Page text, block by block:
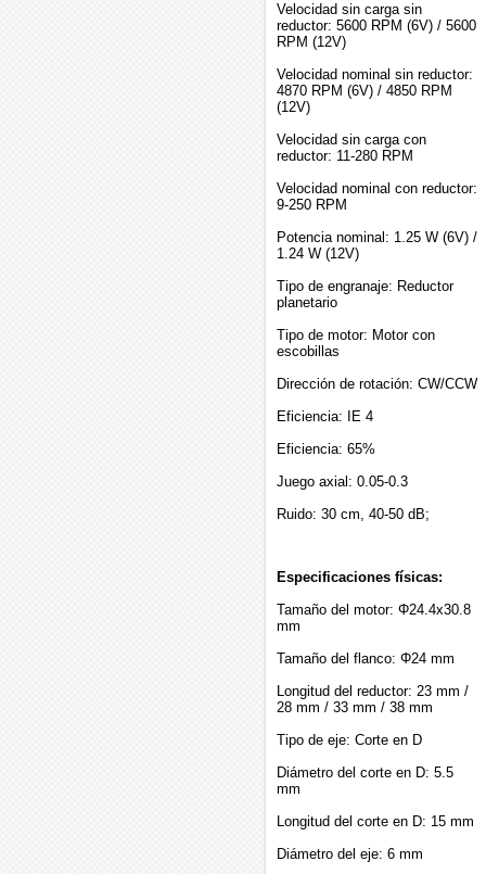
Velocidad sin carga sin
reductor: 5600 RPM (6V) / 5600
RPM (12V)
Velocidad nominal sin reductor:
4870 RPM (6V) / 4850 RPM
(12V)
Velocidad sin carga con
reductor: 11-280 RPM
Velocidad nominal con reductor:
9-250 RPM
Potencia nominal: 1.25 W (6V) /
1.24 W (12V)
Tipo de engranaje: Reductor
planetario
Tipo de motor: Motor con
escobillas
Dirección de rotación: CW/CCW
Eficiencia: IE 4
Eficiencia: 65%
Juego axial: 0.05-0.3
Ruido: 30 cm, 40-50 dB;
Especificaciones físicas:
Tamaño del motor: Φ24.4x30.8
mm
Tamaño del flanco: Φ24 mm
Longitud del reductor: 23 mm /
28 mm / 33 mm / 38 mm
Tipo de eje: Corte en D
Diámetro del corte en D: 5.5
mm
Longitud del corte en D: 15 mm
Diámetro del eje: 6 mm